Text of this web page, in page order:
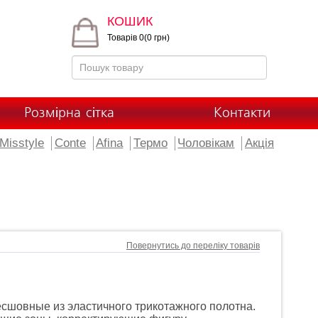
КОШИК
Товарів 0(0 грн)
Розмірна сітка Контакти
Misstyle Conte Afina Термо Чоловікам Акція
Повернутись до переліку товарів
из эластичного трикотажного полотна.